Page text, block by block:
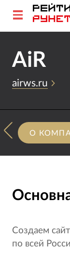
AiR
airws.ru
О
Создаем
по всей